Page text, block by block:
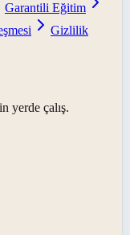
Garantili Eğitim
Gizlilik
yerde çalış.